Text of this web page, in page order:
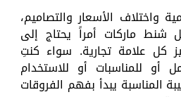
واختلاف الأسعار والتصاميم،
شنط ماركات أمراً يحتاج إلى
كل علامة تجارية. سواء كنتِ
أو للمناسبات أو للاستخدام
المناسبة يبدأ بفهم الفروقات